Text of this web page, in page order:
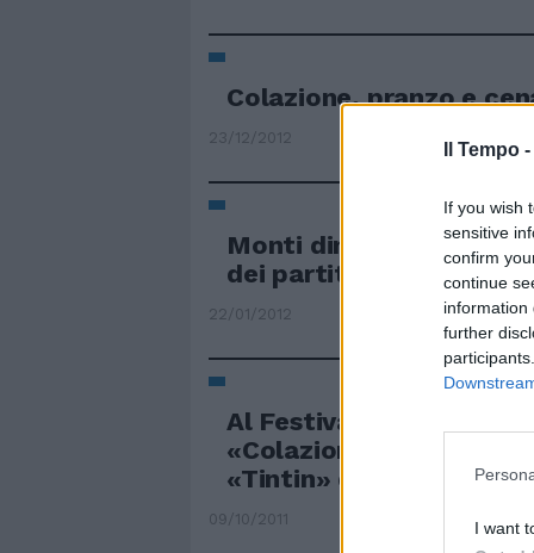
Il Tempo -
If you wish
sensitive
confirm
continue
information
further
I want
Colazione, pranzo e
23/12/2012
Monti dimostri di
dei partiti
22/01/2012
Al Festival di Roma
«Colazione da Tiffany»
«Tintin» di Spielberg-
09/10/2011